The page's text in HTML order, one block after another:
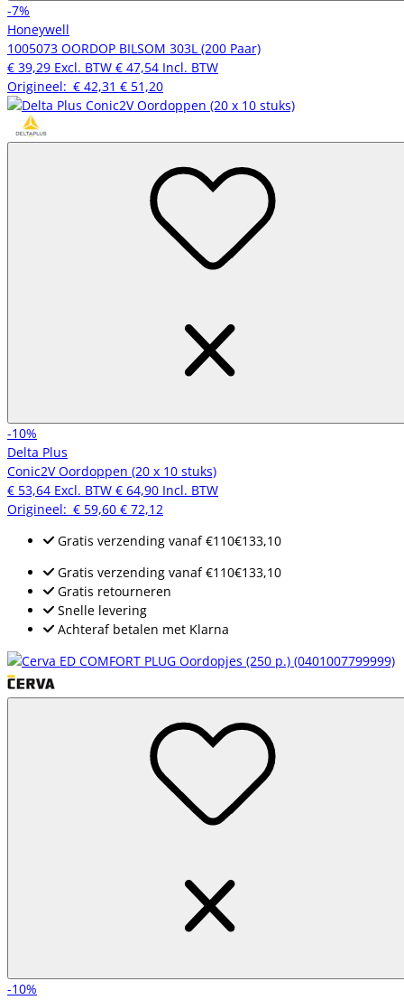
-7%
Honeywell
1005073 OORDOP BILSOM 303L (200 Paar)
€ 39,29 Excl. BTW € 47,54 Incl. BTW
Origineel: € 42,31 € 51,20
-10%
Delta Plus
Conic2V Oordoppen (20 x 10 stuks)
€ 53,64 Excl. BTW € 64,90 Incl. BTW
Origineel: € 59,60 € 72,12
Gratis verzending vanaf€110€133,10
Gratis verzending vanaf€110€133,10
Gratis retourneren
Snelle levering
Achteraf betalen met Klarna
-10%